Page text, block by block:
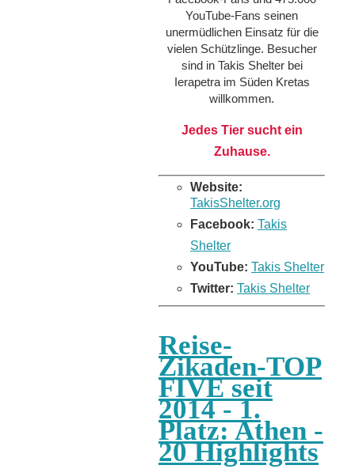
YouTube-Fans seinen
unermüdlichen Einsatz für die
vielen Schützlinge. Besucher
sind in Takis Shelter bei
Ierapetra im Süden Kretas
willkommen.
Jedes Tier sucht ein
Zuhause.
Website:
TakisShelter.org
Facebook: Takis
Shelter
YouTube: Takis Shelter
Twitter: Takis Shelter
Reise-
Zikaden-TOP
FIVE seit
2014 - 1.
Platz: Athen -
20 Highlights